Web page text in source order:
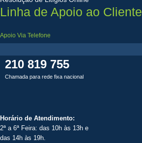
Linha de Apoio ao Cliente
Apoio Via Telefone
210 819 755
Chamada para rede fixa nacional
Horário de Atendimento:
2ª a 6ª Feira: das 10h às 13h e
das 14h às 19h.